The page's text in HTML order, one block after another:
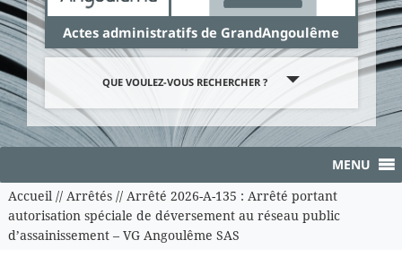
Actes administratifs de GrandAngoulême
QUE VOULEZ-VOUS RECHERCHER ?
MENU
Accueil// Arrêtés// Arrêté 2026-A-135 : Arrêté portant
autorisation spéciale de déversement au réseau public
d’assainissement – VG Angoulême SAS